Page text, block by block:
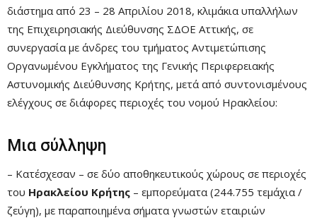
διάστημα από 23 – 28 Απριλίου 2018, κλιμάκια υπαλλήλων
της Επιχειρησιακής Διεύθυνσης ΣΔΟΕ Αττικής, σε
συνεργασία με άνδρες του τμήματος Αντιμετώπισης
Οργανωμένου Εγκλήματος της Γενικής Περιφερειακής
Αστυνομικής Διεύθυνσης Κρήτης, μετά από συντονισμένους
ελέγχους σε διάφορες περιοχές του νομού Ηρακλείου:
Μια σύλληψη
– Κατέσχεσαν – σε δύο αποθηκευτικούς χώρους σε περιοχές
του Ηρακλείου Κρήτης – εμπορεύματα (244.755 τεμάχια /
ζεύγη), με παραποιημένα σήματα γνωστών εταιριών